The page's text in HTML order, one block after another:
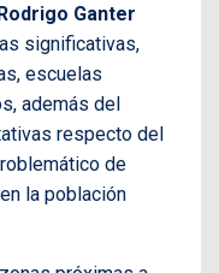
Ganter
significativas,
escuelas
además del
respecto del
de
la población